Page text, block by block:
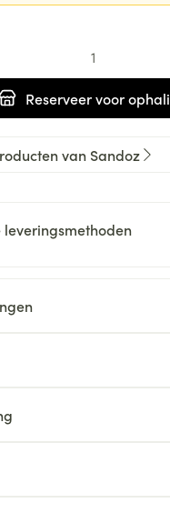
Reserveervoor
van Sandoz
leveringsmethoden